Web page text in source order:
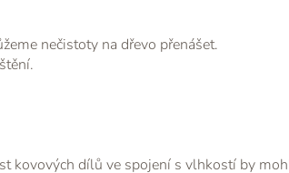
nečistoty na dřevo přenášet.
dílů ve spojení s vlhkostí by